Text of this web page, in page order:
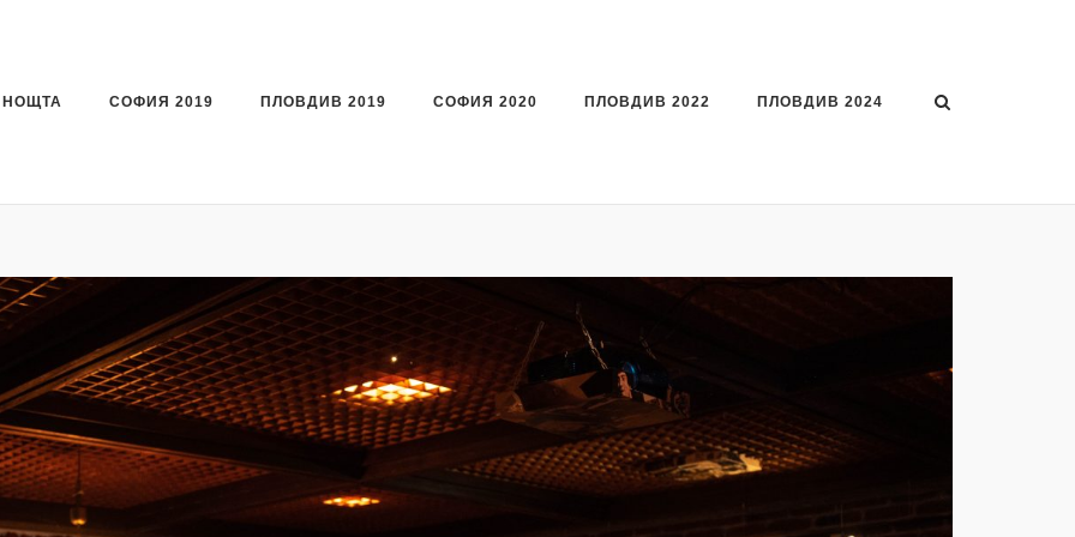
НОЩТА СОФИЯ 2019 ПЛОВДИВ 2019 СОФИЯ 2020 ПЛОВДИВ 2022 ПЛОВДИВ 2024